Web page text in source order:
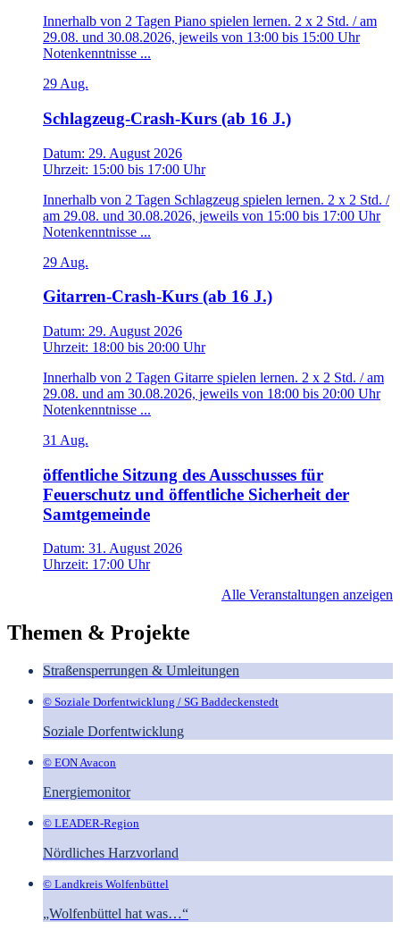
Innerhalb von 2 Tagen Piano spielen lernen. 2 x 2 Std. / am
29.08. und 30.08.2026, jeweils von 13:00 bis 15:00 Uhr
Notenkenntnisse ...
29 Aug.
Schlagzeug-Crash-Kurs (ab 16 J.)
Datum: 29. August 2026
Uhrzeit: 15:00 bis 17:00 Uhr
Innerhalb von 2 Tagen Schlagzeug spielen lernen. 2 x 2 Std. /
am 29.08. und 30.08.2026, jeweils von 15:00 bis 17:00 Uhr
Notenkenntnisse ...
29 Aug.
Gitarren-Crash-Kurs (ab 16 J.)
Datum: 29. August 2026
Uhrzeit: 18:00 bis 20:00 Uhr
Innerhalb von 2 Tagen Gitarre spielen lernen. 2 x 2 Std. / am
29.08. und am 30.08.2026, jeweils von 18:00 bis 20:00 Uhr
Notenkenntnisse ...
31 Aug.
öffentliche Sitzung des Ausschusses für
Feuerschutz und öffentliche Sicherheit der
Samtgemeinde
Datum: 31. August 2026
Uhrzeit: 17:00 Uhr
Alle Veranstaltungen anzeigen
Themen & Projekte
Straßensperrungen & Umleitungen
© Soziale Dorfentwicklung / SG Baddeckenstedt
Soziale Dorfentwicklung
© EON Avacon
Energiemonitor
© LEADER-Region
Nördliches Harzvorland
© Landkreis Wolfenbüttel
„Wolfenbüttel hat was…“